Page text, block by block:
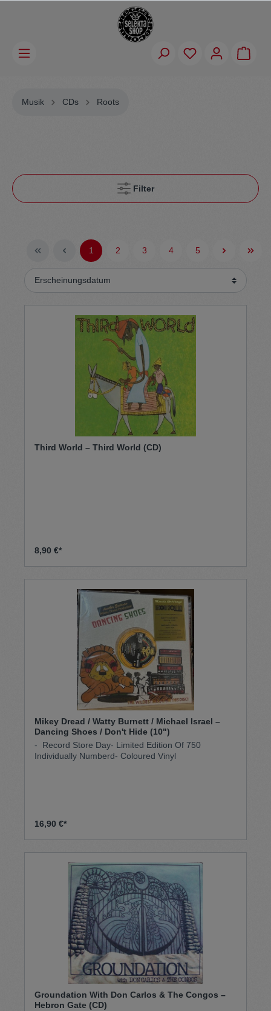
Musik CDs Roots
Filter
1 2 3 4 5
Third World – Third World (CD)
8,90 €*
Mikey Dread / Watty Burnett / Michael Israel –
Dancing Shoes / Don't Hide (10")
- Record Store Day- Limited Edition Of 750
Individually Numberd- Coloured Vinyl
16,90 €*
Groundation With Don Carlos & The Congos –
Hebron Gate (CD)